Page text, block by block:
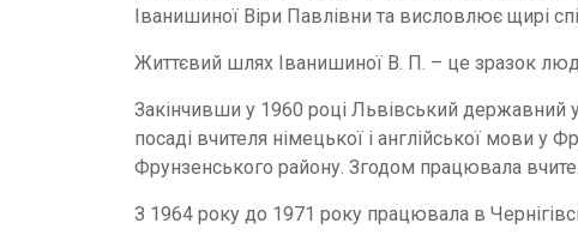
Іванишиної Віри Павлівни та висловлює щирі
Життєвий шлях Іванишиної В. П. – це зразок
Закінчивши у 1960 році Львівський державний
посаді вчителя німецької і англійської мови у
Фрунзенського району. Згодом працювала
З 1964 року до 1971 року працювала в